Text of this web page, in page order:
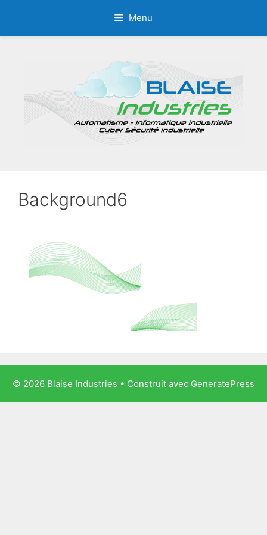
contenu
Menu
Background6
© 2026 Blaise Industries • Construit avec GeneratePress